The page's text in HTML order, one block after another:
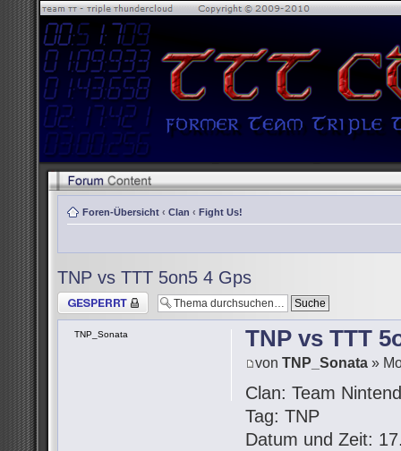
Foren-Übersicht ‹ Clan ‹ Fight Us!
TNP vs TTT 5on5 4 Gps
Thema gesperrt
TNP vs TTT
vonTNP_Sonata »
Clan: Team
Tag: TNP
Datum und Zeit:
TNP_Sonata